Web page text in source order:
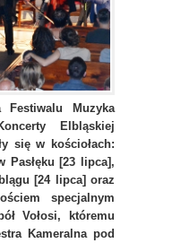
Festiwalu Muzyka
Elbląskiej
się w kościołach:
Pasłęku [23 lipca],
[24 lipca] oraz
specjalnym
Vołosi, któremu
Kameralna pod